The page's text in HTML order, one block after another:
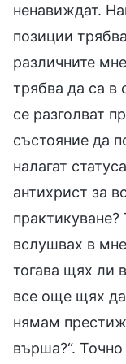
ненавиждат.
позиции
различните
трябва да са в
се разголват
състояние да
налагат
антихрист за
вслушвах в
тогава щях ли
все още щях
нямам
върша?“.